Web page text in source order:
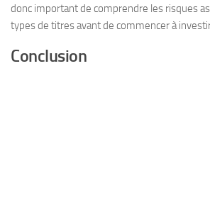
donc important de comprendre les risques
types de titres avant de commencer à
Conclusion